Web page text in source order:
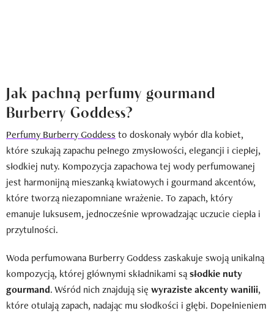
Jak pachną perfumy gourmand
Burberry Goddess?
Perfumy Burberry Goddess to doskonały wybór dla kobiet,
które szukają zapachu pełnego zmysłowości, elegancji i ciepłej,
słodkiej nuty. Kompozycja zapachowa tej wody perfumowanej
jest harmonijną mieszanką kwiatowych i gourmand akcentów,
które tworzą niezapomniane wrażenie. To zapach, który
emanuje luksusem, jednocześnie wprowadzając uczucie ciepła i
przytulności.
Woda perfumowana Burberry Goddess zaskakuje swoją unikalną
kompozycją, której głównymi składnikami sąsłodkie nuty
gourmand. Wśród nich znajdują się wyraziste akcenty wanilii,
które otulają zapach, nadając mu słodkości i głębi. Dopełnieniem